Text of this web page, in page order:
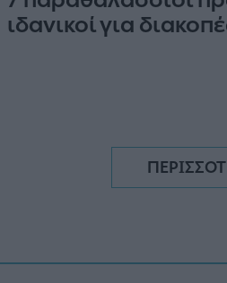
ιδανικοί για